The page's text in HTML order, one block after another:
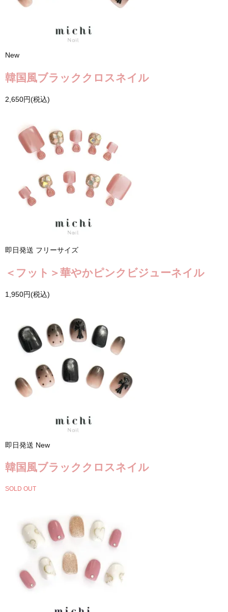
New
韓国風ブラッククロスネイル
2,650円(税込)
即日発送 フリーサイズ
＜フット＞華やかピンクビジューネイル
1,950円(税込)
即日発送 New
韓国風ブラッククロスネイル
SOLD OUT